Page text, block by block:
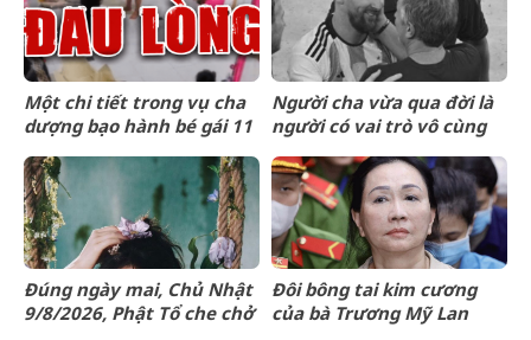
mạng?
Một chi tiết trong vụ cha
dượng bạo hành bé gái 11
xót xa: Đây có lẽ là điều
khiến con đau lòng nhất
Người cha vừa qua đời là
người có vai trò vô cùng
đại của Messi
Đúng ngày mai, Chủ Nhật
9/8/2026, Phật Tổ che chở
Đôi bông tai kim cương
của bà Trương Mỹ Lan